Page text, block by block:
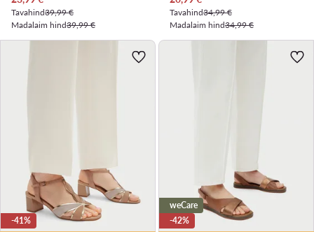
Tavahind39,99 €
Madalaim hind39,99 €
Tavahind34,99 €
Madalaim hind34,99 €
-41%
weCare
-42%